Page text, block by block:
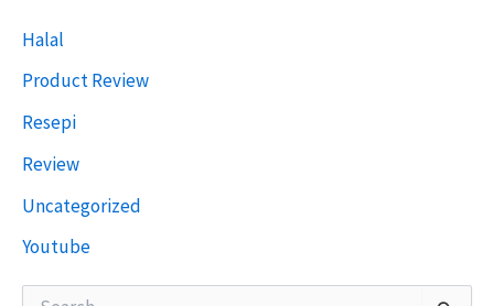
e
d
h
u
l
u
Halal
Product Review
Resepi
Review
Uncategorized
Youtube